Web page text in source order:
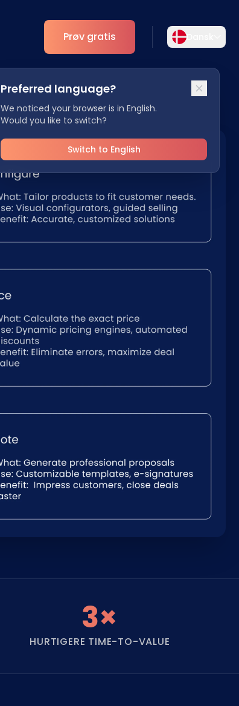
Analytics
Preferred language?
We noticed your browser is in English.
Would you like to switch?
Switch to English
Prøv gratis Dansk
Vælg dit foretrukne sprog for en mere
personlig oplevelse.
English Deutsch
Español Dansk
Svenska
SV
Italiano
IT
Français 日本語
3×
HURTIGERE TIME-TO-VALUE